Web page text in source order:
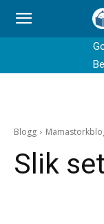
Blogg
Slik